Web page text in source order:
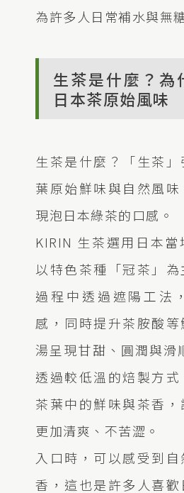
為許多人日常補水與無
生茶是什麼？為
日本茶原始風味
生茶是什麼？「生茶
葉原始鮮味與自然風
現泡日本綠茶的口感。
KIRIN 生茶選用日本
以特色茶種「冠茶」
過程中透過遮陽工法
感，同時提升茶胺酸
湯呈現甘甜、圓潤與滑
透過較低溫的焙製方
茶葉中的鮮味與茶香
更加清爽、不苦澀。
入口時，可以感受到
香，這也是許多人喜